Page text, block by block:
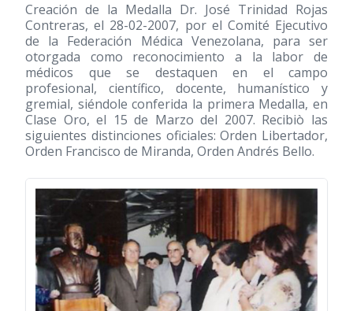
Creación de la Medalla Dr. José Trinidad Rojas
Contreras, el 28-02-2007, por el Comité Ejecutivo
de la Federación Médica Venezolana, para ser
otorgada como reconocimiento a la labor de
médicos que se destaquen en el campo
profesional, científico, docente, humanístico y
gremial, siéndole conferida la primera Medalla, en
Clase Oro, el 15 de Marzo del 2007. Recibiò las
siguientes distinciones oficiales: Orden Libertador,
Orden Francisco de Miranda, Orden Andrés Bello.